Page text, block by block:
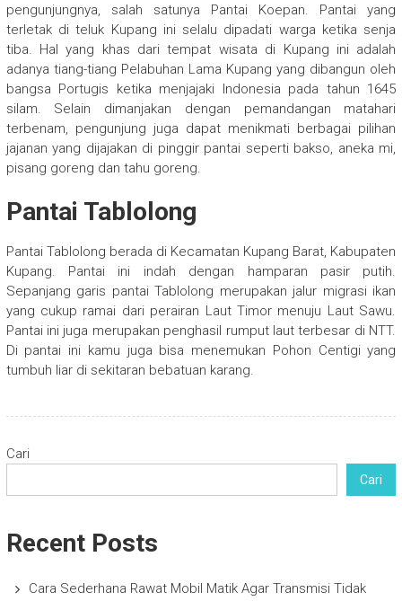
pengunjungnya, salah satunya Pantai Koepan. Pantai yang
terletak di teluk Kupang ini selalu dipadati warga ketika senja
tiba. Hal yang khas dari tempat wisata di Kupang ini adalah
adanya tiang-tiang Pelabuhan Lama Kupang yang dibangun oleh
bangsa Portugis ketika menjajaki Indonesia pada tahun 1645
silam. Selain dimanjakan dengan pemandangan matahari
terbenam, pengunjung juga dapat menikmati berbagai pilihan
jajanan yang dijajakan di pinggir pantai seperti bakso, aneka mi,
pisang goreng dan tahu goreng.
Pantai Tablolong
Pantai Tablolong berada di Kecamatan Kupang Barat, Kabupaten
Kupang. Pantai ini indah dengan hamparan pasir putih.
Sepanjang garis pantai Tablolong merupakan jalur migrasi ikan
yang cukup ramai dari perairan Laut Timor menuju Laut Sawu.
Pantai ini juga merupakan penghasil rumput laut terbesar di NTT.
Di pantai ini kamu juga bisa menemukan Pohon Centigi yang
tumbuh liar di sekitaran bebatuan karang.
Cari
Cari
Recent Posts
Cara Sederhana Rawat Mobil Matik Agar Transmisi Tidak